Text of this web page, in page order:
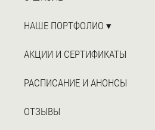
НАШЕ ПОРТФОЛИО
АКЦИИ И СЕРТИФИКАТЫ
РАСПИСАНИЕ И АНОНСЫ
ОТЗЫВЫ